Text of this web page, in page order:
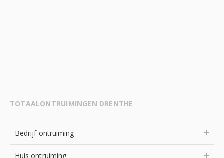
TOTAALONTRUIMINGEN DRENTHE
Bedrijf ontruiming
Huis ontruiming